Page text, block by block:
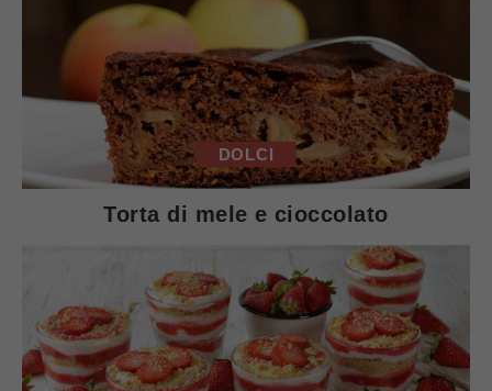
DOLCI
Torta di mele e cioccolato